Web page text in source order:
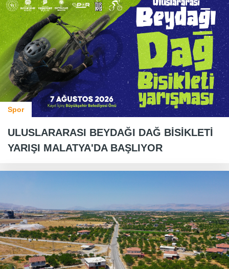
Spor
ULUSLARARASI BEYDAĞI DAĞ BİSİKLETİ
YARIŞI MALATYA'DA BAŞLIYOR